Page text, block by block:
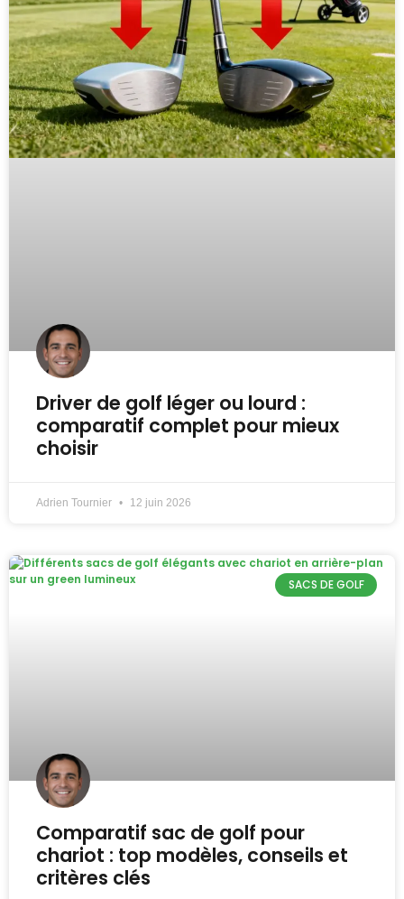
Driver de golf léger ou lourd :
comparatif complet pour mieux
choisir
Adrien Tournier 12 juin 2026
SACS DE GOLF
Comparatif sac de golf pour
chariot : top modèles, conseils et
critères clés